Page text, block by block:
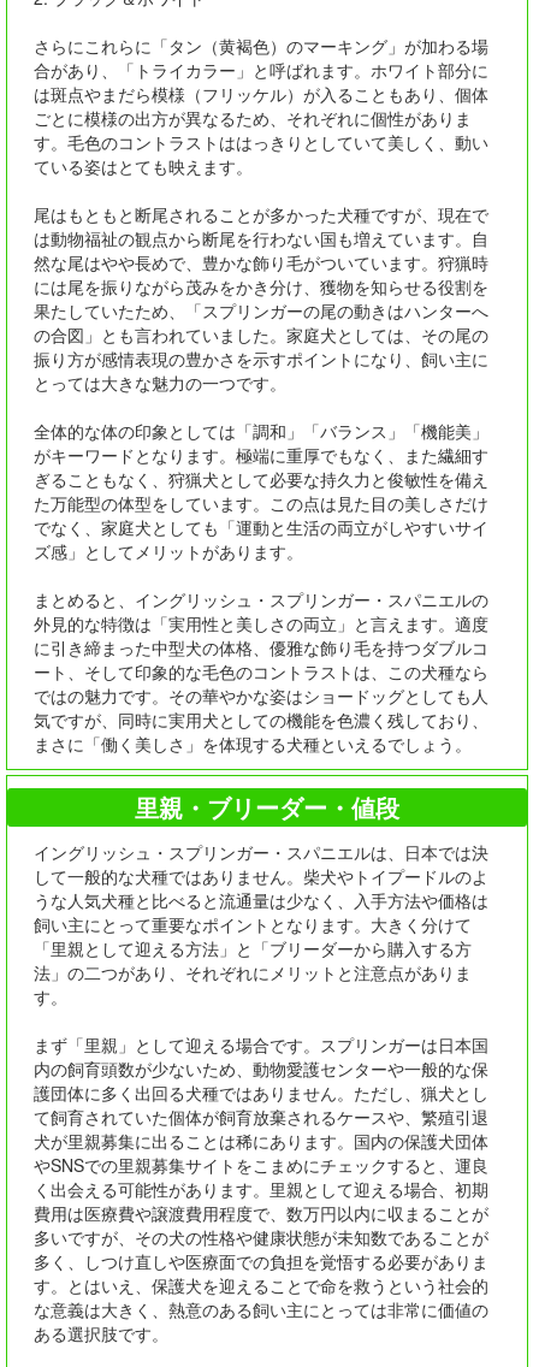
さらにこれらに「タン（黄褐色）のマーキング」が加わる場
合があり、「トライカラー」と呼ばれます。ホワイト部分に
は斑点やまだら模様（フリッケル）が入ることもあり、個体
ごとに模様の出方が異なるため、それぞれに個性がありま
す。毛色のコントラストははっきりとしていて美しく、動い
ている姿はとても映えます。
尾はもともと断尾されることが多かった犬種ですが、現在で
は動物福祉の観点から断尾を行わない国も増えています。自
然な尾はやや長めで、豊かな飾り毛がついています。狩猟時
には尾を振りながら茂みをかき分け、獲物を知らせる役割を
果たしていたため、「スプリンガーの尾の動きはハンターへ
の合図」とも言われていました。家庭犬としては、その尾の
振り方が感情表現の豊かさを示すポイントになり、飼い主に
とっては大きな魅力の一つです。
全体的な体の印象としては「調和」「バランス」「機能美」
がキーワードとなります。極端に重厚でもなく、また繊細す
ぎることもなく、狩猟犬として必要な持久力と俊敏性を備え
た万能型の体型をしています。この点は見た目の美しさだけ
でなく、家庭犬としても「運動と生活の両立がしやすいサイ
ズ感」としてメリットがあります。
まとめると、イングリッシュ・スプリンガー・スパニエルの
外見的な特徴は「実用性と美しさの両立」と言えます。適度
に引き締まった中型犬の体格、優雅な飾り毛を持つダブルコ
ート、そして印象的な毛色のコントラストは、この犬種なら
ではの魅力です。その華やかな姿はショードッグとしても人
気ですが、同時に実用犬としての機能を色濃く残しており、
まさに「働く美しさ」を体現する犬種といえるでしょう。
里親・ブリーダー・値段
イングリッシュ・スプリンガー・スパニエルは、日本では決
して一般的な犬種ではありません。柴犬やトイプードルのよ
うな人気犬種と比べると流通量は少なく、入手方法や価格は
飼い主にとって重要なポイントとなります。大きく分けて
「里親として迎える方法」と「ブリーダーから購入する方
法」の二つがあり、それぞれにメリットと注意点がありま
す。
まず「里親」として迎える場合です。スプリンガーは日本国
内の飼育頭数が少ないため、動物愛護センターや一般的な保
護団体に多く出回る犬種ではありません。ただし、猟犬とし
て飼育されていた個体が飼育放棄されるケースや、繁殖引退
犬が里親募集に出ることは稀にあります。国内の保護犬団体
やSNSでの里親募集サイトをこまめにチェックすると、運良
く出会える可能性があります。里親として迎える場合、初期
費用は医療費や譲渡費用程度で、数万円以内に収まることが
多いですが、その犬の性格や健康状態が未知数であることが
多く、しつけ直しや医療面での負担を覚悟する必要がありま
す。とはいえ、保護犬を迎えることで命を救うという社会的
な意義は大きく、熱意のある飼い主にとっては非常に価値の
ある選択肢です。